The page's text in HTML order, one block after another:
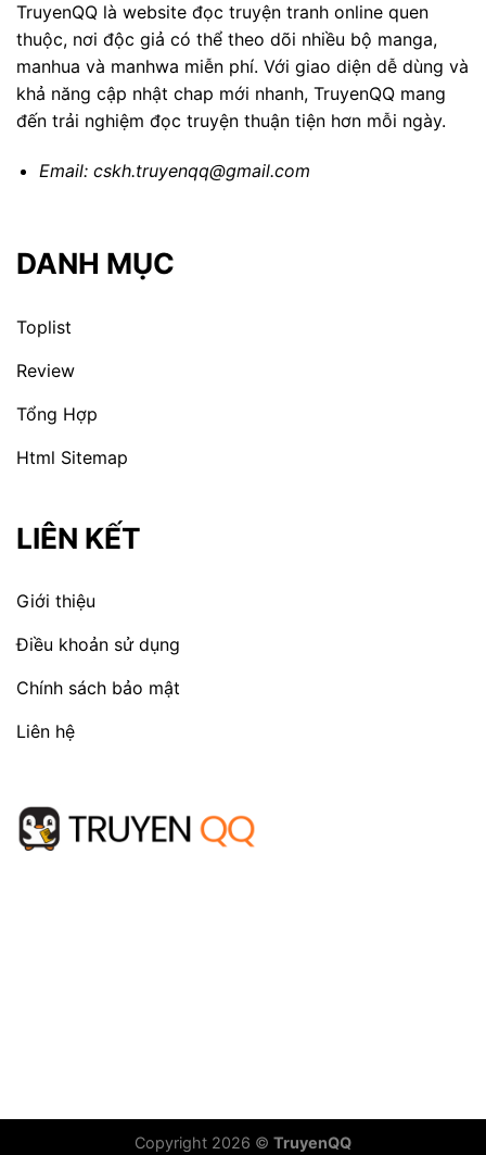
TruyenQQ là website đọc truyện tranh online quen
thuộc, nơi độc giả có thể theo dõi nhiều bộ manga,
manhua và manhwa miễn phí. Với giao diện dễ dùng và
khả năng cập nhật chap mới nhanh, TruyenQQ mang
đến trải nghiệm đọc truyện thuận tiện hơn mỗi ngày.
Email: cskh.truyenqq@gmail.com
DANH MỤC
Toplist
Review
Tổng Hợp
Html Sitemap
LIÊN KẾT
Giới thiệu
Điều khoản sử dụng
Chính sách bảo mật
Liên hệ
Copyright 2026 © TruyenQQ